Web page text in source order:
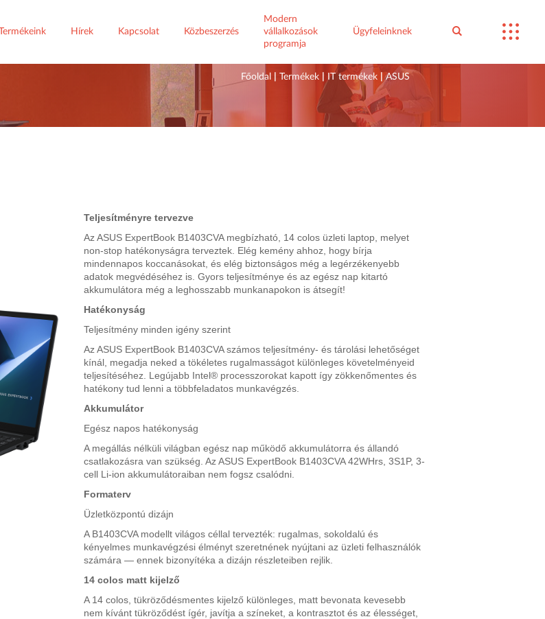
Termékeink Hírek Kapcsolat Közbeszerzés
Modern
vállalkozások
programja
Ügyfeleinknek
Főoldal Termékek IT termékek ASUS
Teljesítményre tervezve
Az ASUS ExpertBook B1403CVA megbízható, 14 colos üzleti laptop, melyet
non-stop hatékonyságra terveztek. Elég kemény ahhoz, hogy bírja
mindennapos koccanásokat, és elég biztonságos még a legérzékenyebb
adatok megvédéséhez is. Gyors teljesítménye és az egész nap kitartó
akkumulátora még a leghosszabb munkanapokon is átsegít!
Hatékonyság
Teljesítmény minden igény szerint
Az ASUS ExpertBook B1403CVA számos teljesítmény- és tárolási lehetőséget
kínál, megadja neked a tökéletes rugalmasságot különleges követelményeid
teljesítéséhez. Legújabb Intel® processzorokat kapott így zökkenőmentes és
hatékony tud lenni a többfeladatos munkavégzés.
Akkumulátor
Egész napos hatékonyság
A megállás nélküli világban egész nap működő akkumulátorra és állandó
csatlakozásra van szükség. Az ASUS ExpertBook B1403CVA 42WHrs, 3S1P, 3-
cell Li-ion akkumulátoraiban nem fogsz csalódni.
Formaterv
Üzletközpontú dizájn
A B1403CVA modellt világos céllal tervezték: rugalmas, sokoldalú és
kényelmes munkavégzési élményt szeretnének nyújtani az üzleti felhasználók
számára — ennek bizonyítéka a dizájn részleteiben rejlik.
14 colos matt kijelző
A 14 colos, tükröződésmentes kijelző különleges, matt bevonata kevesebb
nem kívánt tükröződést ígér, javítja a színeket, a kontrasztot és az élességet,